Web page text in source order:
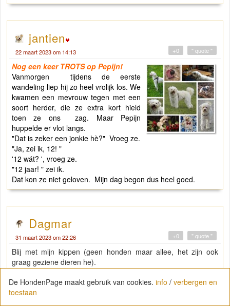
jantien
22 maart 2023 om 14:13 " quote "
+0
Nog een keer TROTS op Pepijn!
Vanmorgen tijdens de eerste
wandeling liep hij zo heel vrolijk los. We
kwamen een mevrouw tegen met een
soort herder, die ze extra kort hield
toen ze ons zag. Maar Pepijn
huppelde er vlot langs.
"Dat is zeker een jonkie hè?" Vroeg ze.
"Ja, zei ik, 12! "
'12 wát? ', vroeg ze.
"12 jaar! " zei ik.
Dat kon ze niet geloven. Mijn dag begon dus heel goed.
Dagmar
31 maart 2023 om 22:26 " quote "
+0
Blij met mijn kippen (geen honden maar allee, het zijn ook
graag geziene dieren he).
hebben ze toch wel zo'n goed uur in een doos gezeten, bij
thuiskomst lag er een ei in de doos. Voor mij toch wel een
teken dat ze niet afgezien hebben van hun tijdelijke verhuis en
De HondenPage maakt gebruik van cookies. info / verbergen en
toestaan